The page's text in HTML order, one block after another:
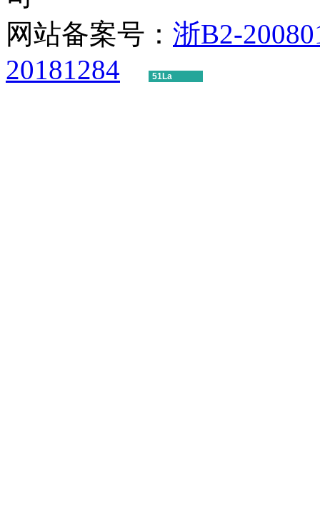
网站备案号： 浙B2-
20181284
51La